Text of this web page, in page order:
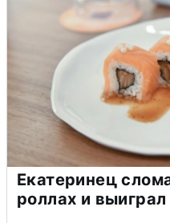
Екатеринец
роллах и выиграл